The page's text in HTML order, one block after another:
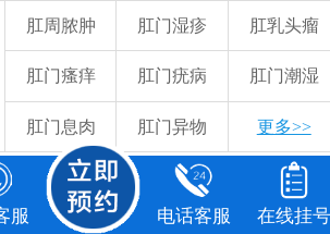
电话咨询 58元检查